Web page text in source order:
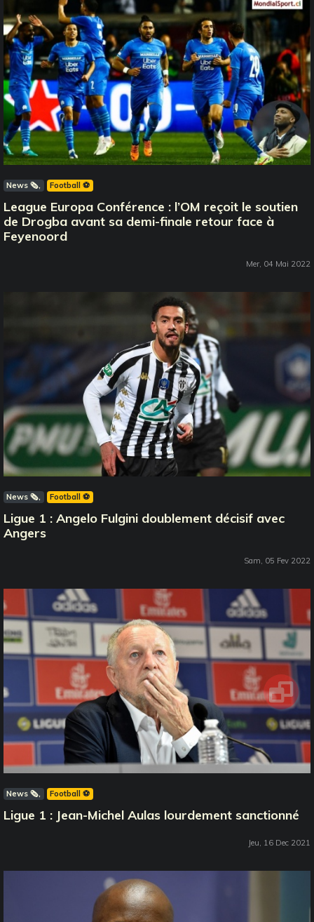
News 🗞️ Football ⚽️
League Europa Conférence : l’OM reçoit le soutien
de Drogba avant sa demi-finale retour face à
Feyenoord
Mer, 04 Mai 2022
News 🗞️ Football ⚽️
Ligue 1 : Angelo Fulgini doublement décisif avec
Angers
Sam, 05 Fev 2022
News 🗞️ Football ⚽️
Ligue 1 : Jean-Michel Aulas lourdement sanctionné
Jeu, 16 Dec 2021